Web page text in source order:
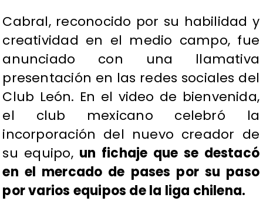
Cabral, reconocido por su habilidad y
creatividad en el medio campo, fue
anunciado con una llamativa
presentación en las redes sociales del
Club León. En el video de bienvenida,
el club mexicano celebró la
incorporación del nuevo creador de
su equipo, un fichaje que se destacó
en el mercado de pases por su paso
por varios equipos de la liga chilena.